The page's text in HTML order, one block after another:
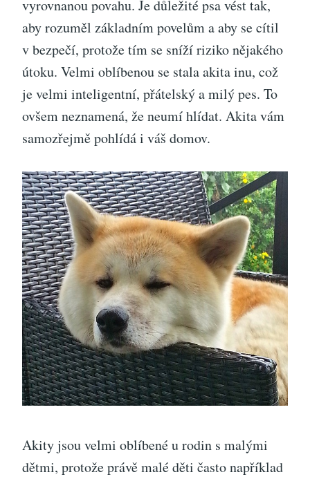
vyrovnanou povahu. Je důležité psa vést tak,
aby rozuměl základním povelům a aby se cítil
v bezpečí, protože tím se sníží riziko nějakého
útoku. Velmi oblíbenou se stala akita inu, což
je velmi inteligentní, přátelský a milý pes. To
ovšem neznamená, že neumí hlídat. Akita vám
samozřejmě pohlídá i váš domov.
Akity jsou velmi oblíbené u rodin s malými
dětmi, protože právě malé děti často například